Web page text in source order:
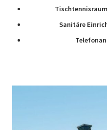
Tischtennisraum
Sanitäre